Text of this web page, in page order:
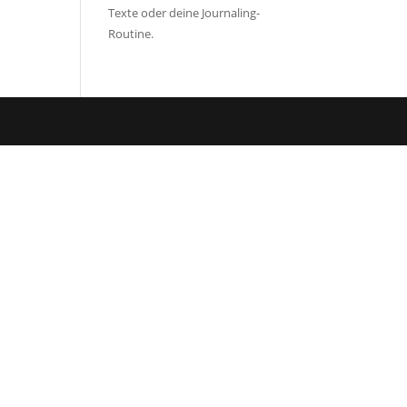
Texte oder deine Journaling-
Routine.